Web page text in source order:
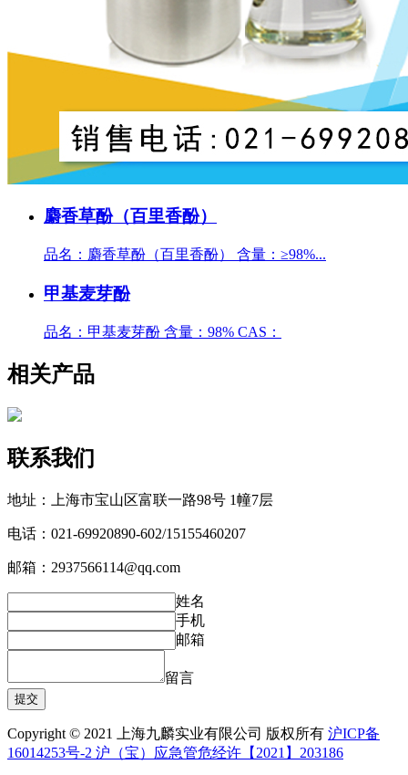
麝香草酚（百里香酚）
品名：麝香草酚（百里香酚） 含量：≥98%...
甲基麦芽酚
品名：甲基麦芽酚 含量：98% CAS：
相关产品
联系我们
地址：上海市宝山区富联一路98号 1幢7层
电话：021-69920890-602/15155460207
邮箱：2937566114@qq.com
姓名
手机
邮箱
留言
Copyright © 2021 上海九麟实业有限公司 版权所有 沪ICP备
16014253号-2 沪（宝）应急管危经许【2021】203186